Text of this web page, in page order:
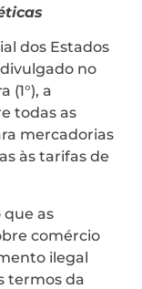
dos Estados
no
(1°), a
todas as
mercadorias
às tarifas de
as
comércio
ilegal
termos da